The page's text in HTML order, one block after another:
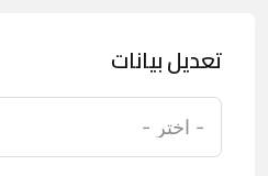
تعديل بيانات